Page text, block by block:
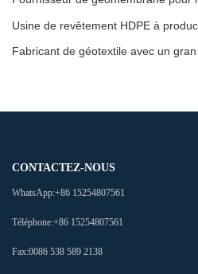
CONTACTEZ-NOUS
WhatsApp:+86 15254807561
Téléphone:+86 15254807561
Fax:0086 538 589 2138